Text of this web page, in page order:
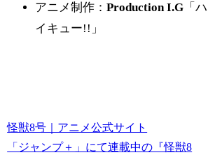
アニメ制作：Production I.G 「ハ
イキュー!!」
怪獣8号｜アニメ公式サイト
「ジャンプ＋」にて連載中の『怪獣8